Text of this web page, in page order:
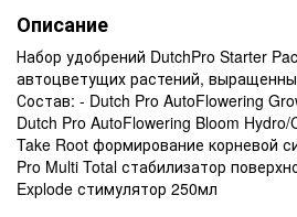
Описание
Набор удобрений DutchPro Starter
автоцветущих растений,
Состав: - Dutch Pro AutoFlowering
Dutch Pro AutoFlowering Bloom
Take Root формирование корневой
Pro Multi Total стабилизатор
Explode стимулятор 250мл